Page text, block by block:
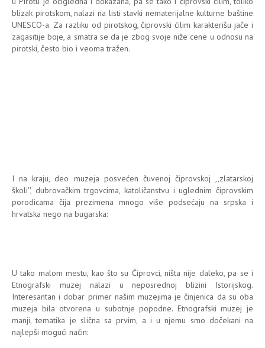
blizak pirotskom, nalazi na listi stavki nematerijalne kulturne baštine
UNESCO-a. Za razliku od pirotskog, čiprovski ćilim karakterišu jače i
zagasitije boje, a smatra se da je zbog svoje niže cene u odnosu na
pirotski, često bio i veoma tražen.
I na kraju, deo muzeja posvećen čuvenoj čiprovskoj ,,zlatarskoj
školi'', dubrovačkim trgovcima, katoličanstvu i uglednim čiprovskim
porodicama čija prezimena mnogo više podsećaju na srpska i
hrvatska nego na bugarska:
U tako malom mestu, kao što su Čiprovci, ništa nije daleko, pa se i
Etnografski muzej nalazi u neposrednoj blizini Istorijskog.
Interesantan i dobar primer našim muzejima je činjenica da su oba
muzeja bila otvorena u subotnje popodne. Etnografski muzej je
manji, tematika je slična sa prvim, a i u njemu smo dočekani na
najlepši mogući način: